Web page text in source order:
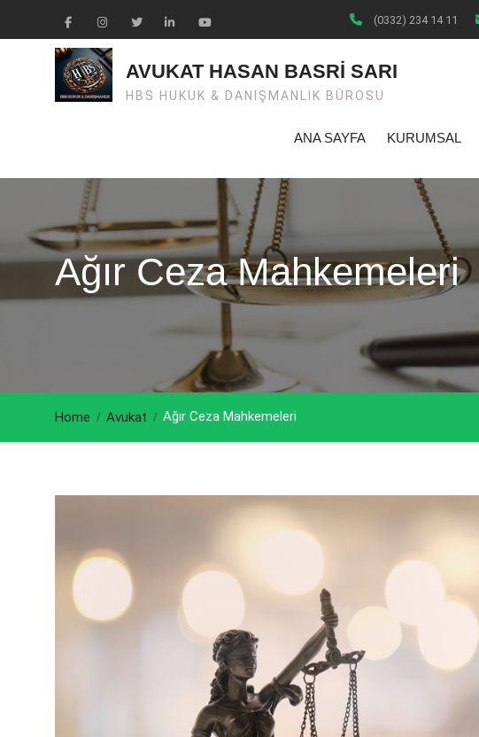
(0332) 234 14 11
FacebookInstagramTwiter LinkedinYoutube
AVUKAT HASAN BASRİ SARI
HBS HUKUK & DANIŞMANLIK BÜROSU
ANA SAYFA KURUMSAL
Ağır Ceza Mahkemeleri
Home Avukat Ağır Ceza Mahkemeleri